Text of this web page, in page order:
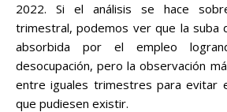
2022. Si el análisis se hace
trimestral, podemos ver que la suba
absorbida por el empleo
desocupación, pero la observación
entre iguales trimestres para evitar
que pudiesen existir.